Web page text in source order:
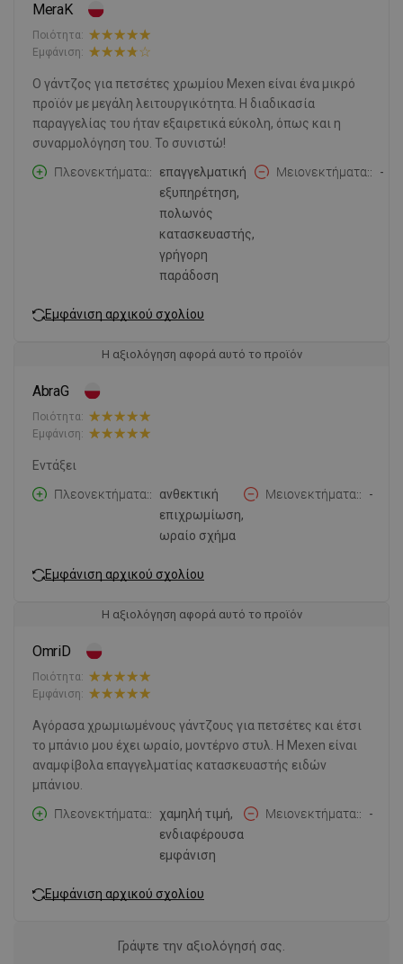
MeraK
Ποιότητα:
Εμφάνιση:
Ο γάντζος για πετσέτες χρωμίου Mexen είναι ένα μικρό
προϊόν με μεγάλη λειτουργικότητα. Η διαδικασία
παραγγελίας του ήταν εξαιρετικά εύκολη, όπως και η
συναρμολόγηση του. Το συνιστώ!
Πλεονεκτήματα:
επαγγελματική
εξυπηρέτηση,
πολωνός
κατασκευαστής,
γρήγορη
παράδοση
Μειονεκτήματα: -
Εμφάνιση αρχικού σχολίου
Η αξιολόγηση αφορά αυτό το προϊόν
AbraG
Ποιότητα:
Εμφάνιση:
Εντάξει
Πλεονεκτήματα:
ανθεκτική
επιχρωμίωση,
ωραίο σχήμα
Μειονεκτήματα: -
Εμφάνιση αρχικού σχολίου
Η αξιολόγηση αφορά αυτό το προϊόν
OmriD
Ποιότητα:
Εμφάνιση:
Αγόρασα χρωμιωμένους γάντζους για πετσέτες και έτσι
το μπάνιο μου έχει ωραίο, μοντέρνο στυλ. Η Mexen είναι
αναμφίβολα επαγγελματίας κατασκευαστής ειδών
μπάνιου.
Πλεονεκτήματα:
χαμηλή τιμή,
ενδιαφέρουσα
εμφάνιση
Μειονεκτήματα: -
Εμφάνιση αρχικού σχολίου
Γράψτε την αξιολόγησή σας.